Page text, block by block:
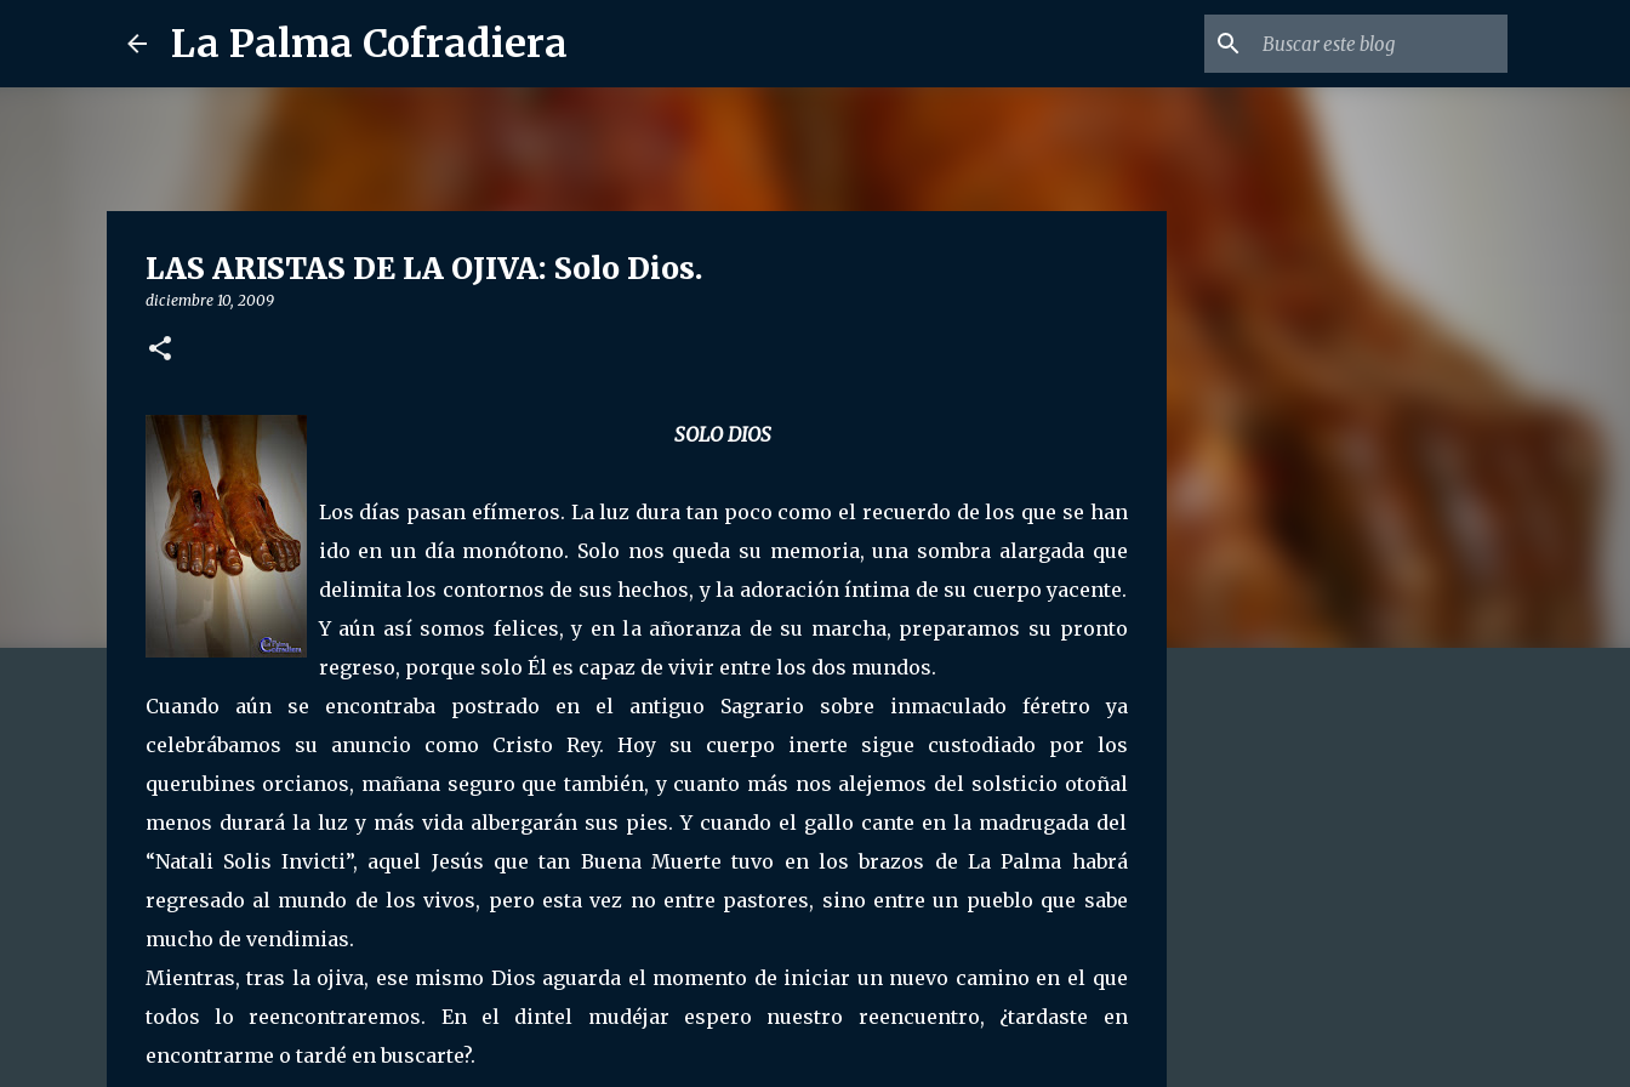
La Palma Cofradiera
LAS ARISTAS DE LA OJIVA: Solo Dios.
diciembre 10, 2009
SOLO DIOS
Los días pasan efímeros. La luz dura tan poco como el recuerdo de los que se han
ido en un día monótono. Solo nos queda su memoria, una sombra alargada que
delimita los contornos de sus hechos, y la adoración íntima de su cuerpo yacente.
Y aún así somos felices, y en la añoranza de su marcha, preparamos su pronto
regreso, porque solo Él es capaz de vivir entre los dos mundos.
Cuando aún se encontraba postrado en el antiguo Sagrario sobre inmaculado féretro ya
celebrábamos su anuncio como Cristo Rey. Hoy su cuerpo inerte sigue custodiado por los
querubines orcianos, mañana seguro que también, y cuanto más nos alejemos del solsticio otoñal
menos durará la luz y más vida albergarán sus pies. Y cuando el gallo cante en la madrugada del
“Natali Solis Invicti”, aquel Jesús que tan Buena Muerte tuvo en los brazos de La Palma habrá
regresado al mundo de los vivos, pero esta vez no entre pastores, sino entre un pueblo que sabe
mucho de vendimias.
Mientras, tras la ojiva, ese mismo Dios aguarda el momento de iniciar un nuevo camino en el que
todos lo reencontraremos. En el dintel mudéjar espero nuestro reencuentro, ¿tardaste en
encontrarme o tardé en buscarte?.